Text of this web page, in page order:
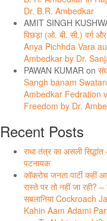
Dr. B.R. Ambedkar
AMIT SINGH
पिछड़ा (ओ. बी. सी.) वर्ग
Anya Pichhda Vara
Ambedkar by Dr.
PAWAN KUMAR on
Sangh banam
Ambedkar Fedration
Freedom by Dr.
Recent Posts
राधा तंत्र का असली सिद्धांत
पटनायक
कॉकरोच जनता पार्टी कहीं
रास्ते पर तो नहीं जा रही?
सबलानिया Cockroach
Kahin Aam Adami